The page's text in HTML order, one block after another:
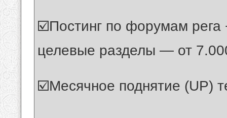
☑️Постинг по форумам
целевые разделы — от
☑️Месячное поднятие (UP)